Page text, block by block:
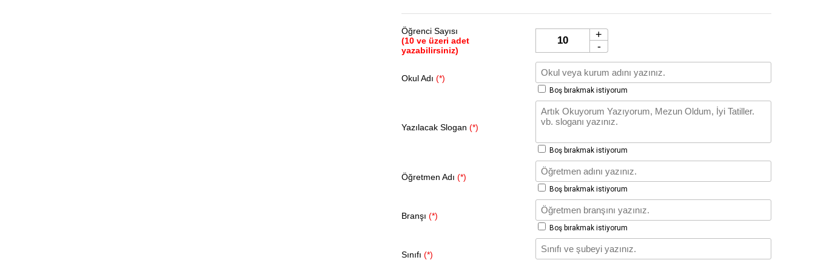
Öğrenci Sayısı
(10 ve üzeri adet
yazabilirsiniz)
+
-
Okul Adı (*)
Boş bırakmak istiyorum
Yazılacak Slogan (*)
Boş bırakmak istiyorum
Öğretmen Adı (*)
Boş bırakmak istiyorum
Branşı (*)
Boş bırakmak istiyorum
Sınıfı (*)